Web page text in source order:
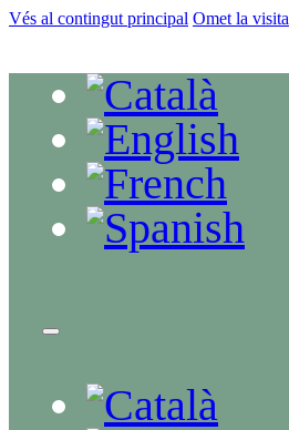
Vés al contingut principal Omet la visita